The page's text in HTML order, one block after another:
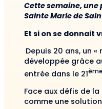
Cette semaine, une
Sainte Marie de
Et si on se donnait
Depuis 20 ans, un
développée grâce
entrée dans le 21ème
Face aux défis de
comme une